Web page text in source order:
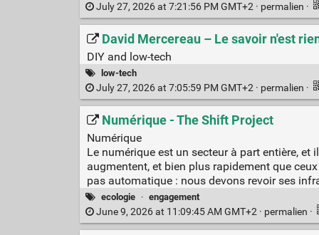
July 27, 2026 at 7:21:56 PM GMT+2 · permalien ·
David Mercereau – Le savoir n'est
DIY and low-tech
low-tech
July 27, 2026 at 7:05:59 PM GMT+2 · permalien ·
Numérique - The Shift Project
Numérique
Le numérique est un secteur à part entière,
augmentent, et bien plus rapidement que
pas automatique : nous devons revoir ses
ecologie · engagement
June 9, 2026 at 11:09:45 AM GMT+2 · permalien ·